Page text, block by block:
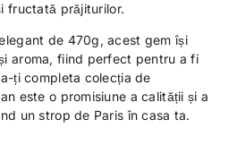
fructată prăjiturilor.
de 470g, acest gem își
aroma, fiind perfect pentru a fi
ți completa colecția de
este o promisiune a calității și a
un strop de Paris în casa ta.